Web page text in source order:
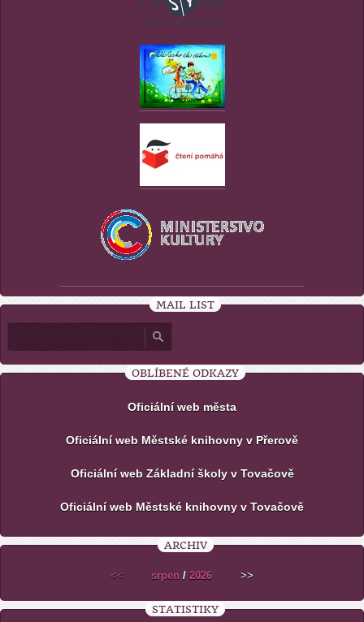
MAIL LIST
OBLÍBENÉ ODKAZY
Oficiální web města
Oficiální web Městské knihovny v Přerově
Oficiální web Základní školy v Tovačově
Oficiální web Městské knihovny v Tovačově
ARCHIV
<< srpen / 2026 >>
STATISTIKY